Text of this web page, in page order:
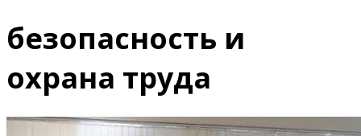
безопасность и
охрана труда